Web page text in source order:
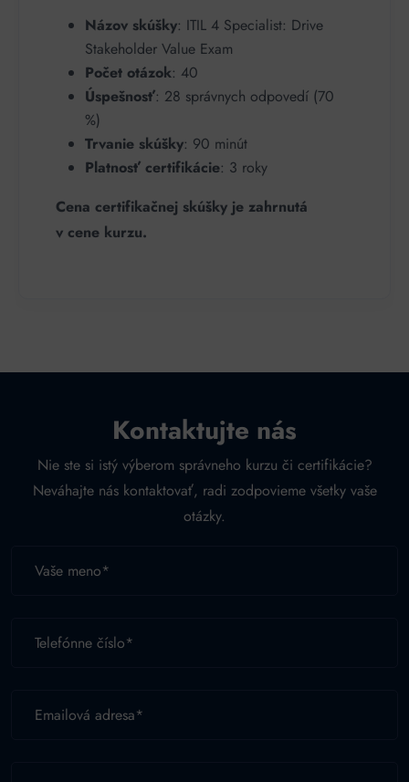
Názov skúšky: ITIL 4 Specialist: Drive
Stakeholder Value Exam
Počet otázok: 40
Úspešnosť: 28 správnych odpovedí (70
%)
Trvanie skúšky: 90 minút
Platnosť certifikácie: 3 roky
Cena certifikačnej skúšky je zahrnutá
v cene kurzu.
Kontaktujte nás
Nie ste si istý výberom správneho kurzu či certifikácie?
Neváhajte nás kontaktovať, radi zodpovieme všetky vaše
otázky.